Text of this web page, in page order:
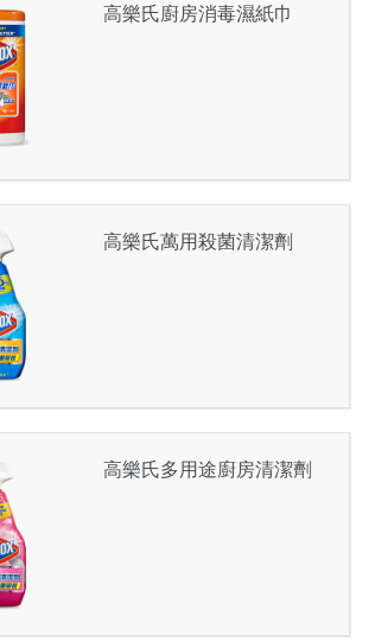
高樂氏廚房消毒濕紙巾
高樂氏萬用殺菌清潔劑
高樂氏多用途廚房清潔劑